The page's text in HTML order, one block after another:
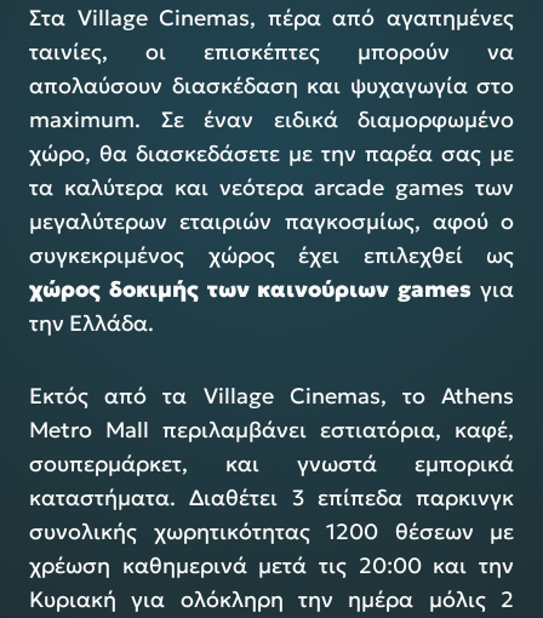
Στα Village Cinemas, πέρα από αγαπημένες
ταινίες, οι επισκέπτες μπορούν να
απολαύσουν διασκέδαση και ψυχαγωγία στο
maximum. Σε έναν ειδικά διαμορφωμένο
χώρο, θα διασκεδάσετε με την παρέα σας με
τα καλύτερα και νεότερα arcade games των
μεγαλύτερων εταιριών παγκοσμίως, αφού ο
συγκεκριμένος χώρος έχει επιλεχθεί ως
χώρος δοκιμής των καινούριων games για
την Ελλάδα.
Εκτός από τα Village Cinemas, το Athens
Metro Mall περιλαμβάνει εστιατόρια, καφέ,
σουπερμάρκετ, και γνωστά εμπορικά
καταστήματα. Διαθέτει 3 επίπεδα παρκινγκ
συνολικής χωρητικότητας 1200 θέσεων με
χρέωση καθημερινά μετά τις 20:00 και την
Κυριακή για ολόκληρη την ημέρα μόλις 2